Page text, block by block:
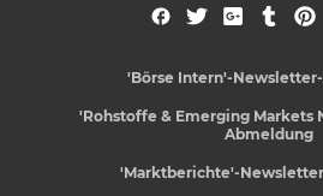
'Börse Intern'-
'Rohstoffe & Emerging Markets
Abmeldung
'Marktberichte'-